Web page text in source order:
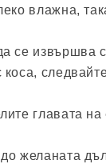
влажна,
се извършва
главата
желаната